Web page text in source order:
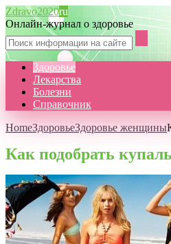
Zdravo2020ru
Онлайн-журнал о здоровье
Здоровье
Лекарства
Болезни
Справочник
HomeЗдоровьеЗдоровье женщины
Как подобрать